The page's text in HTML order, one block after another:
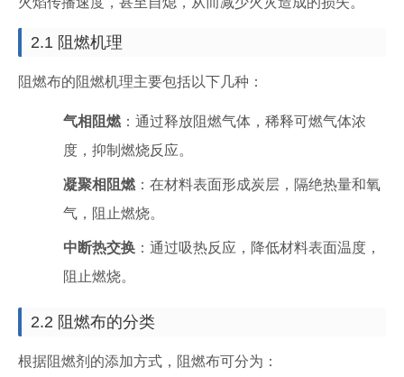
2.1 阻燃机理
阻燃布的阻燃机理主要包括以下几种：
气相阻燃：通过释放阻燃气体，稀释可燃气体浓
度，抑制燃烧反应。
凝聚相阻燃：在材料表面形成炭层，隔绝热量和氧
气，阻止燃烧。
中断热交换 ：通过吸热反应，降低材料表面温度，
阻止燃烧。
2.2 阻燃布的分类
根据阻燃剂的添加方式，阻燃布可分为：